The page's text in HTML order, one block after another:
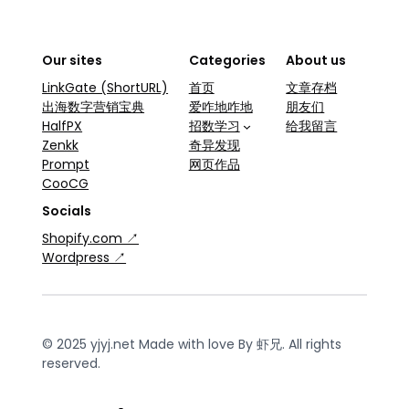
Our sites
LinkGate (ShortURL)
出海数字营销宝典
HalfPX
Zenkk
Prompt
CooCG
Categories
首页
爱咋地咋地
招数学习
奇异发现
网页作品
About us
文章存档
朋友们
给我留言
Socials
Shopify.com ↗
Wordpress ↗
© 2025 yjyj.net Made with love By 虾兄. All rights
reserved.